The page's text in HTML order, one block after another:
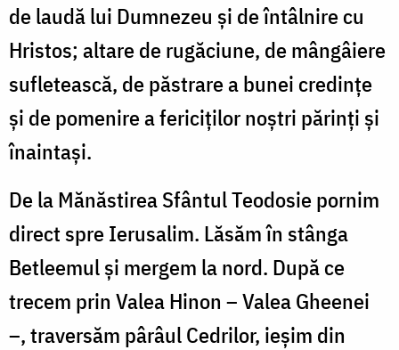
de laudă lui Dumnezeu și de întâlnire cu
Hristos; altare de rugăciune, de mângâiere
sufletească, de păstrare a bunei credințe
și de pomenire a fericiților noștri părinți și
înaintași.
De la Mănăstirea Sfântul Teodosie pornim
direct spre Ierusalim. Lăsăm în stânga
Betleemul și mergem la nord. După ce
trecem prin Valea Hinon – Valea Gheenei
–, traversăm pârâul Cedrilor, ieșim din